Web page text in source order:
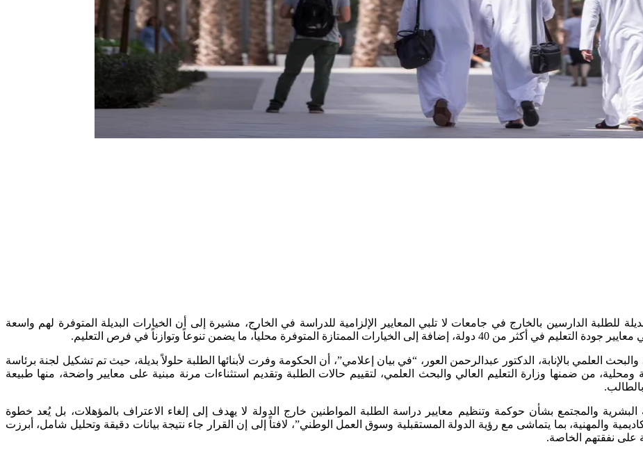
للطلبة الدارسين بالخارج في جامعات لا تلبي المعايير الإلزامية للدراسة في الخارج، مشيرة إلى أن الخيارات البديلة المتوفرة لهم واسعة
والبحث العلمي بالإنابة، الدكتور عبدالرحمن العور، “في بيان إعلامي”، أن الحكومة وفرت لأبنائها الطلبة حلولاً بديلة، حيث تم تشكيل لجنة برئاسة
من ضمنها وزارة التعليم العالي والبحث العلمي، لتقييم حالات الطلبة وتقديم استثناءات مرنة مبنية على معايير واضحة، منها طبيعة
والمجتمع بشأن حوكمة وتنظيم معايير دراسة الطلبة المواطنين خارج الدولة لا يهدف إلى إلغاء الاعتراف بالمؤهلات، بل يُعد خطوة
والمهنية، بما يتماشى مع رؤية الدولة المستقبلية وسوق العمل الوطني”، لافتاً إلى إن القرار جاء نتيجة بيانات دقيقة وتحليل شامل، أبرزت
على نفقتهم الخاصة.